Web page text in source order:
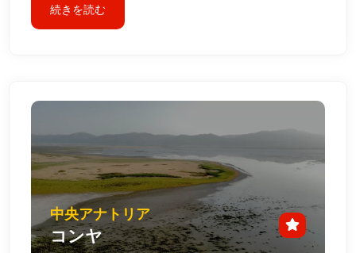
続きを読む
中央アナトリア
コンヤ